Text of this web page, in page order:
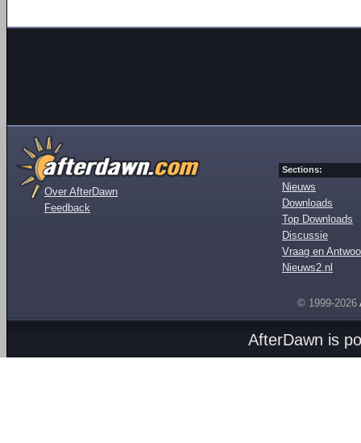
Over AfterDawn
Feedback
Sections:
Nieuws
Downloads
Top Downloads
Discussie
Vraag en
Nieuws2.nl
© 1999-2026
AfterDawn is